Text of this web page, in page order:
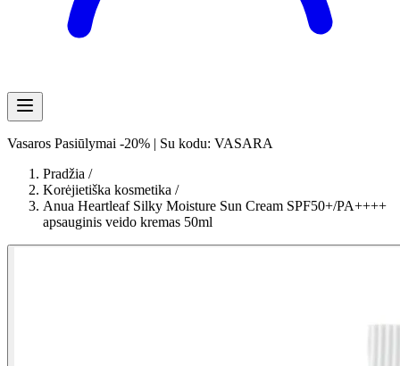
Vasaros Pasiūlymai -20% | Su kodu: VASARA
Pradžia /
Korėjietiška kosmetika /
Anua Heartleaf Silky Moisture Sun Cream SPF50+/PA++++
apsauginis veido kremas 50ml